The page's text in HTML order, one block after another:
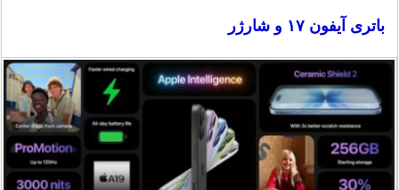
باتری آیفون ۱۷ و شارژر